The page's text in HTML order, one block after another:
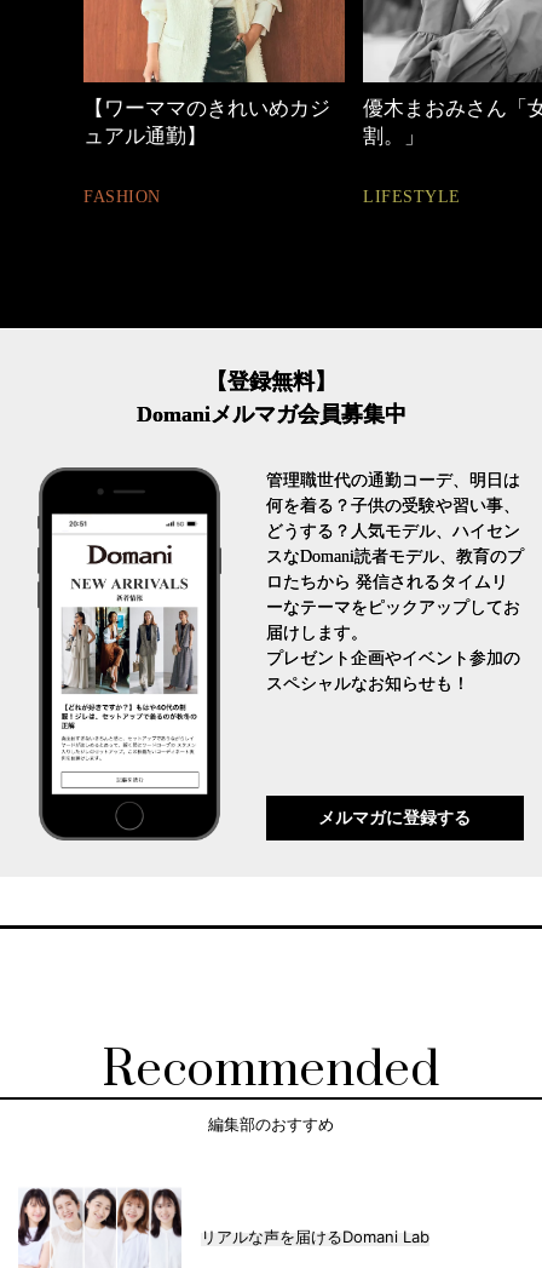
【ワーママのきれいめカジ
ュアル通勤】
FASHION
優木まおみさん「
割。」
LIFESTYLE
【登録無料】
Domaniメルマガ会員募集中
管理職世代の通勤コーデ、明日は
何を着る？子供の受験や習い事、
どうする？人気モデル、ハイセン
スなDomani読者モデル、教育のプ
ロたちから 発信されるタイムリ
ーなテーマをピックアップしてお
届けします。
プレゼント企画やイベント参加の
スペシャルなお知らせも！
メルマガに登録する
Recommended
編集部のおすすめ
リアルな声を届けるDomani Lab